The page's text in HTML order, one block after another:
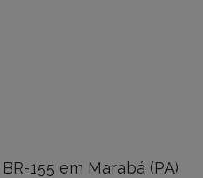
155 em Marabá (PA)